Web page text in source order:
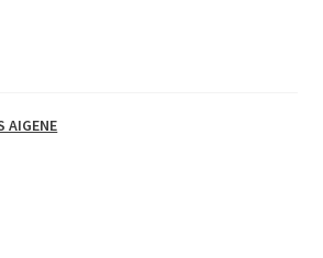
AIGENE